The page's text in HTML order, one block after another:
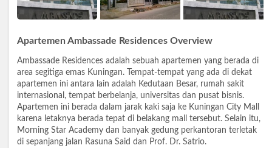
Apartemen Ambassade Residences Overview
Ambassade Residences adalah sebuah apartemen yang berada di
area segitiga emas Kuningan. Tempat-tempat yang ada di dekat
apartemen ini antara lain adalah Kedutaan Besar, rumah sakit
internasional, tempat berbelanja, universitas dan pusat bisnis.
Apartemen ini berada dalam jarak kaki saja ke Kuningan City Mall
karena letaknya berada tepat di belakang mall tersebut. Selain itu,
Morning Star Academy dan banyak gedung perkantoran terletak
di sepanjang jalan Rasuna Said dan Prof. Dr. Satrio.